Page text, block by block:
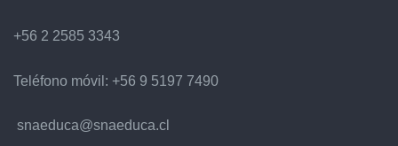
+56 2 2585 3343
Teléfono móvil: +56 9 5197 7490
snaeduca@snaeduca.cl